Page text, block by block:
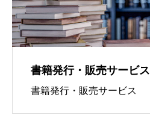
書籍発行・販売サービス
書籍発行・販売サービス